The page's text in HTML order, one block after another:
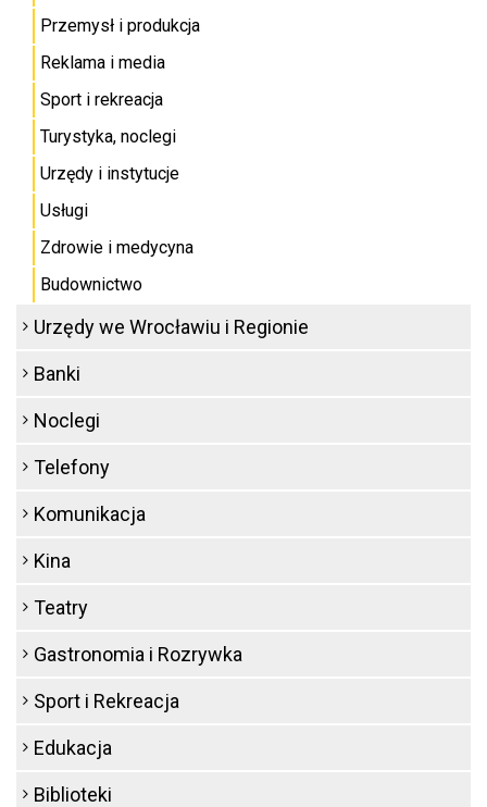
Przemysł i produkcja
Reklama i media
Sport i rekreacja
Turystyka, noclegi
Urzędy i instytucje
Usługi
Zdrowie i medycyna
Budownictwo
Urzędy we Wrocławiu i Regionie
Banki
Noclegi
Telefony
Komunikacja
Kina
Teatry
Gastronomia i Rozrywka
Sport i Rekreacja
Edukacja
Biblioteki